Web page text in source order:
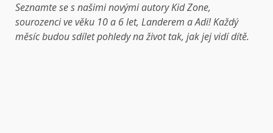
Seznamte se s našimi novými autory Kid Zone,
sourozenci ve věku 10 a 6 let, Landerem a Adi! Každý
měsíc budou sdílet pohledy na život tak, jak jej vidí dítě.